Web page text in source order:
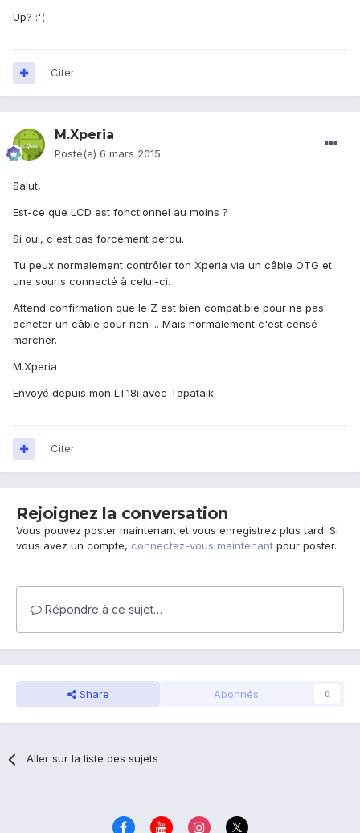
Up? :'(
Citer
M.Xperia
Posté(e) 6 mars 2015
Salut,
Est-ce que LCD est fonctionnel au moins ?
Si oui, c'est pas forcément perdu.
Tu peux normalement contrôler ton Xperia via un câble OTG et
une souris connecté à celui-ci.
Attend confirmation que le Z est bien compatible pour ne pas
acheter un câble pour rien ... Mais normalement c'est censé
marcher.
M.Xperia
Envoyé depuis mon LT18i avec Tapatalk
Citer
Rejoignez la conversation
Vous pouvez poster maintenant et vous enregistrez plus tard. Si
vous avez un compte, connectez-vous maintenant pour poster.
Répondre à ce sujet…
Share Abonnés 0
Aller sur la liste des sujets